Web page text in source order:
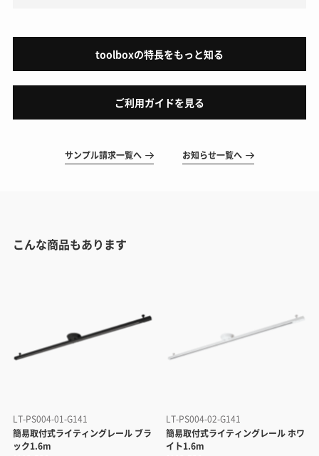
toolboxの特長をもっと知る
ご利用ガイドを見る
サンプル請求一覧へ お知らせ一覧へ
こんな商品もあります
LT-PS004-01-G141
簡易取付式ライティングレール ブラ
ック1.6m
LT-PS004-02-G141
簡易取付式ライティングレール ホワ
イト1.6m